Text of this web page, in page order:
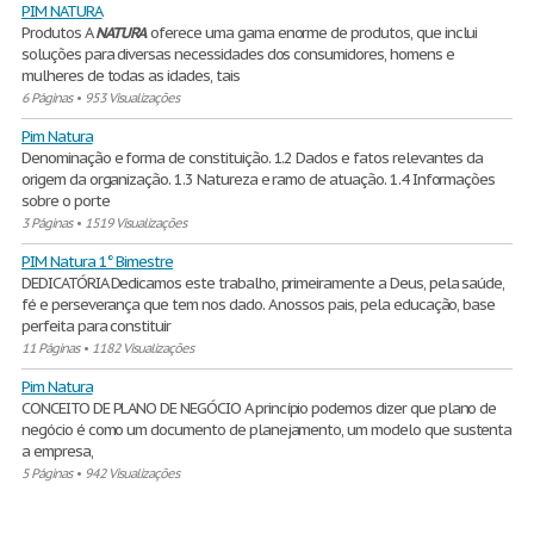
PIM NATURA
Produtos ANATURAoferece uma gama enorme de produtos, que inclui
soluções para diversas necessidades dos consumidores, homens e
mulheres de todas as idades, tais
6 Páginas• 953 Visualizações
Pim Natura
Denominação e forma de constituição. 1.2 Dados e fatos relevantes da
origem da organização. 1.3 Natureza e ramo de atuação. 1.4 Informações
sobre o porte
3 Páginas• 1519 Visualizações
PIM Natura 1° Bimestre
DEDICATÓRIA Dedicamos este trabalho, primeiramente a Deus, pela saúde,
fé e perseverança que tem nos dado. A nossos pais, pela educação, base
perfeita para constituir
11 Páginas• 1182 Visualizações
Pim Natura
CONCEITO DE PLANO DE NEGÓCIO A princípio podemos dizer que plano de
negócio é como um documento de planejamento, um modelo que sustenta
a empresa,
5 Páginas• 942 Visualizações